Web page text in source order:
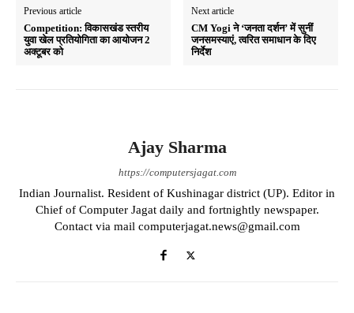
pp
m
Previous article
Competition: विकासखंड स्तरीय
युवा खेल प्रतियोगिता का आयोजन 2
अक्टूबर को
Next article
CM Yogi ने ‘जनता दर्शन’ में सुनीं
जनसमस्याएं, त्वरित समाधान के दिए
निर्देश
Ajay Sharma
https://computersjagat.com
Indian Journalist. Resident of Kushinagar district (UP). Editor in
Chief of Computer Jagat daily and fortnightly newspaper.
Contact via mail computerjagat.news@gmail.com